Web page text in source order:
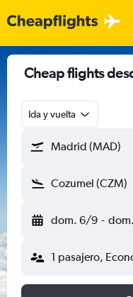
Cheap flights
Ida y vuelta
Madrid (MAD)
Cozumel (CZM)
dom. 6/9 -
1 pasajero,